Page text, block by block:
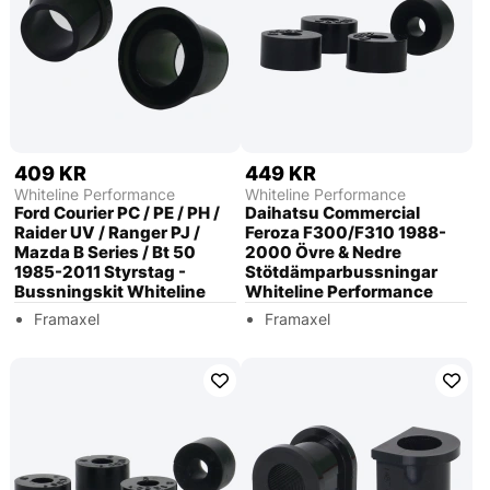
409 KR
Whiteline Performance
Ford Courier PC / PE / PH /
Raider UV / Ranger PJ /
Mazda B Series / Bt 50
1985-2011 Styrstag -
Bussningskit Whiteline
Framaxel
449 KR
Whiteline Performance
Daihatsu Commercial
Feroza F300/F310 1988-
2000 Övre & Nedre
Stötdämparbussningar
Whiteline Performance
Framaxel